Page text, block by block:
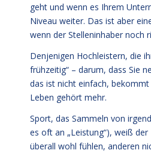
geht und wenn es Ihrem
Niveau weiter. Das ist aber
wenn der Stelleninhaber noch
Denjenigen Hochleistern, die
frühzeitig“ – darum, dass Sie
das ist nicht einfach,
Leben gehört mehr.
Sport, das Sammeln von
es oft an „Leistung“), weiß
überall wohl fühlen, anderen